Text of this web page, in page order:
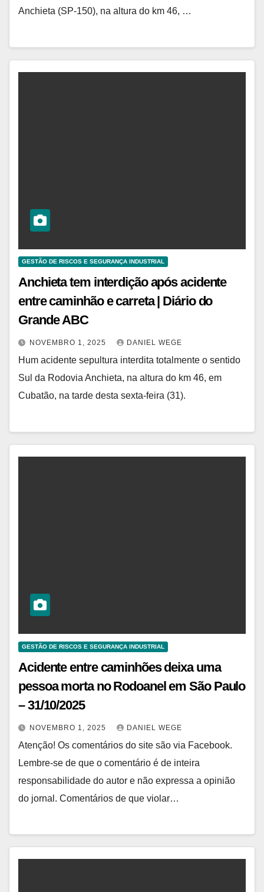
Anchieta (SP-150), na altura do km 46, …
GESTÃO DE RISCOS E SEGURANÇA INDUSTRIAL
Anchieta tem interdição após acidente
entre caminhão e carreta | Diário do
Grande ABC
NOVEMBRO 1, 2025 DANIEL WEGE
Hum acidente sepultura interdita totalmente o sentido
Sul da Rodovia Anchieta, na altura do km 46, em
Cubatão, na tarde desta sexta-feira (31).
GESTÃO DE RISCOS E SEGURANÇA INDUSTRIAL
Acidente entre caminhões deixa uma
pessoa morta no Rodoanel em São Paulo
– 31/10/2025
NOVEMBRO 1, 2025 DANIEL WEGE
Atenção! Os comentários do site são via Facebook.
Lembre-se de que o comentário é de inteira
responsabilidade do autor e não expressa a opinião
do jornal. Comentários de que violar…